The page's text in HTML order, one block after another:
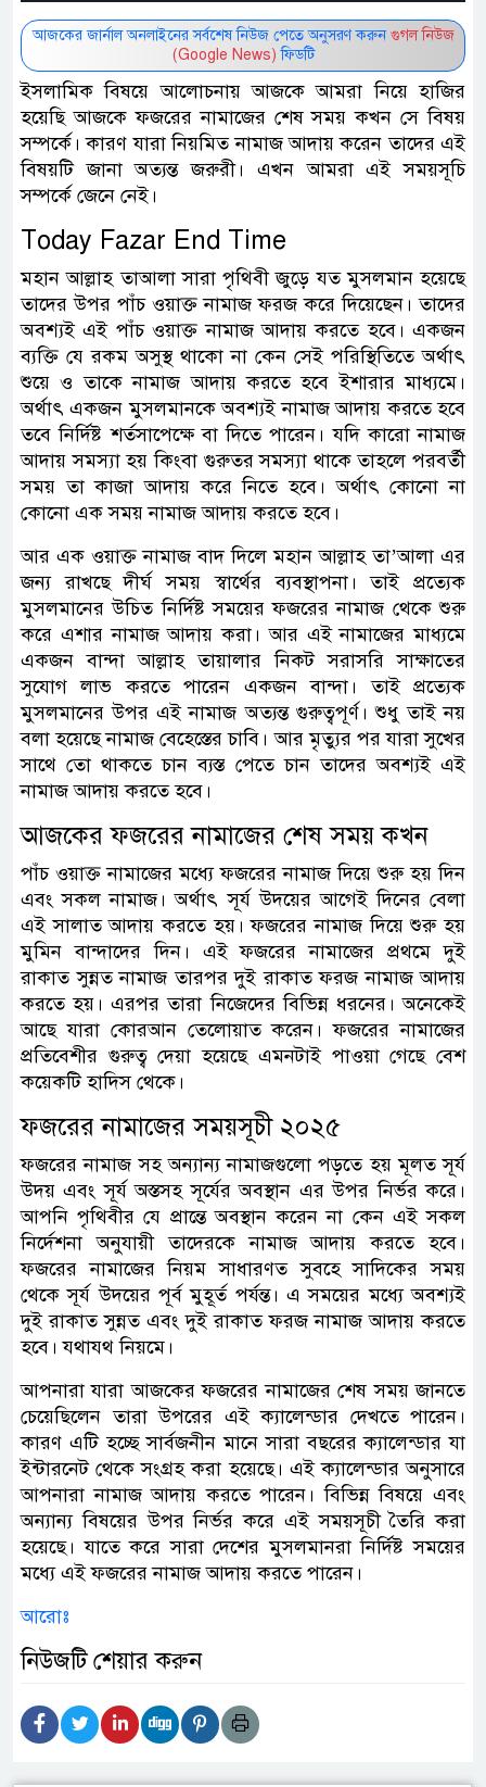
আজকের জার্নাল অনলাইনের সর্বশেষ নিউজ পেতে অনুসরণ করুন গুগল নিউজ
(Google News) ফিডটি
ইসলামিক বিষয়ে আলোচনায় আজকে আমরা নিয়ে হাজির
হয়েছি আজকে ফজরের নামাজের শেষ সময় কখন সে বিষয়
সম্পর্কে। কারণ যারা নিয়মিত নামাজ আদায় করেন তাদের এই
বিষয়টি জানা অত্যন্ত জরুরী। এখন আমরা এই সময়সূচি
সম্পর্কে জেনে নেই।
Today Fazar End Time
মহান আল্লাহ তাআলা সারা পৃথিবী জুড়ে যত মুসলমান হয়েছে
তাদের উপর পাঁচ ওয়াক্ত নামাজ ফরজ করে দিয়েছেন। তাদের
অবশ্যই এই পাঁচ ওয়াক্ত নামাজ আদায় করতে হবে। একজন
ব্যক্তি যে রকম অসুস্থ থাকো না কেন সেই পরিস্থিতিতে অর্থাৎ
শুয়ে ও তাকে নামাজ আদায় করতে হবে ইশারার মাধ্যমে।
অর্থাৎ একজন মুসলমানকে অবশ্যই নামাজ আদায় করতে হবে
তবে নির্দিষ্ট শর্তসাপেক্ষে বা দিতে পারেন। যদি কারো নামাজ
আদায় সমস্যা হয় কিংবা গুরুতর সমস্যা থাকে তাহলে পরবর্তী
সময় তা কাজা আদায় করে নিতে হবে। অর্থাৎ কোনো না
কোনো এক সময় নামাজ আদায় করতে হবে।
আর এক ওয়াক্ত নামাজ বাদ দিলে মহান আল্লাহ তা’আলা এর
জন্য রাখছে দীর্ঘ সময় স্বার্থের ব্যবস্থাপনা। তাই প্রত্যেক
মুসলমানের উচিত নির্দিষ্ট সময়ের ফজরের নামাজ থেকে শুরু
করে এশার নামাজ আদায় করা। আর এই নামাজের মাধ্যমে
একজন বান্দা আল্লাহ তায়ালার নিকট সরাসরি সাক্ষাতের
সুযোগ লাভ করতে পারেন একজন বান্দা। তাই প্রত্যেক
মুসলমানের উপর এই নামাজ অত্যন্ত গুরুত্বপূর্ণ। শুধু তাই নয়
বলা হয়েছে নামাজ বেহেস্তের চাবি। আর মৃত্যুর পর যারা সুখের
সাথে তো থাকতে চান ব্যস্ত পেতে চান তাদের অবশ্যই এই
নামাজ আদায় করতে হবে।
আজকের ফজরের নামাজের শেষ সময় কখন
পাঁচ ওয়াক্ত নামাজের মধ্যে ফজরের নামাজ দিয়ে শুরু হয় দিন
এবং সকল নামাজ। অর্থাৎ সূর্য উদয়ের আগেই দিনের বেলা
এই সালাত আদায় করতে হয়। ফজরের নামাজ দিয়ে শুরু হয়
মুমিন বান্দাদের দিন। এই ফজরের নামাজের প্রথমে দুই
রাকাত সুন্নত নামাজ তারপর দুই রাকাত ফরজ নামাজ আদায়
করতে হয়। এরপর তারা নিজেদের বিভিন্ন ধরনের। অনেকেই
আছে যারা কোরআন তেলোয়াত করেন। ফজরের নামাজের
প্রতিবেশীর গুরুত্ব দেয়া হয়েছে এমনটাই পাওয়া গেছে বেশ
কয়েকটি হাদিস থেকে।
ফজরের নামাজের সময়সূচী ২০২৫
ফজরের নামাজ সহ অন্যান্য নামাজগুলো পড়তে হয় মূলত সূর্য
উদয় এবং সূর্য অস্তসহ সূর্যের অবস্থান এর উপর নির্ভর করে।
আপনি পৃথিবীর যে প্রান্তে অবস্থান করেন না কেন এই সকল
নির্দেশনা অনুযায়ী তাদেরকে নামাজ আদায় করতে হবে।
ফজরের নামাজের নিয়ম সাধারণত সুবহে সাদিকের সময়
থেকে সূর্য উদয়ের পূর্ব মুহূর্ত পর্যন্ত। এ সময়ের মধ্যে অবশ্যই
দুই রাকাত সুন্নত এবং দুই রাকাত ফরজ নামাজ আদায় করতে
হবে। যথাযথ নিয়মে।
আপনারা যারা আজকের ফজরের নামাজের শেষ সময় জানতে
চেয়েছিলেন তারা উপরের এই ক্যালেন্ডার দেখতে পারেন।
কারণ এটি হচ্ছে সার্বজনীন মানে সারা বছরের ক্যালেন্ডার যা
ইন্টারনেট থেকে সংগ্রহ করা হয়েছে। এই ক্যালেন্ডার অনুসারে
আপনারা নামাজ আদায় করতে পারেন। বিভিন্ন বিষয়ে এবং
অন্যান্য বিষয়ের উপর নির্ভর করে এই সময়সূচী তৈরি করা
হয়েছে। যাতে করে সারা দেশের মুসলমানরা নির্দিষ্ট সময়ের
মধ্যে এই ফজরের নামাজ আদায় করতে পারেন।
আরোঃ
নিউজটি শেয়ার করুন